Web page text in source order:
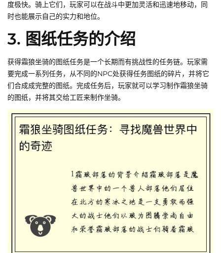
度极快。骑上它们，玩家可以在战斗中更加灵活和迅速地移动，同
时也能展示自己的实力和地位。
3. 图纸任务的介绍
获得霜狼坐骑的图纸任务是一个长期而有挑战性的任务链。玩家需
要完成一系列任务，从不同的NPC处获得任务图纸的碎片，并将它
们合成成完整的图纸。完成任务后，玩家就可以学习制作霜狼坐骑
的图纸，并将其交给工匠来制作坐骑。